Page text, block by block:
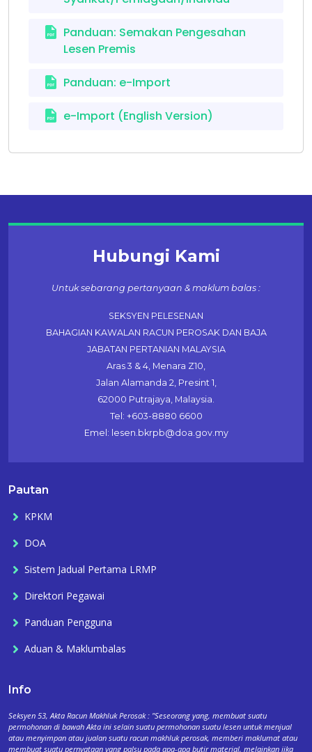
Panduan: Semakan Pengesahan
Lesen Premis
Panduan: e-Import
e-Import (English Version)
Hubungi Kami
Untuk sebarang pertanyaan & maklum balas :
SEKSYEN PELESENAN
BAHAGIAN KAWALAN RACUN PEROSAK DAN BAJA
JABATAN PERTANIAN MALAYSIA
Aras 3 & 4, Menara Z10,
Jalan Alamanda 2, Presint 1,
62000 Putrajaya, Malaysia.
Tel: +603-8880 6600
Emel: lesen.bkrpb@doa.gov.my
Pautan
KPKM
DOA
Sistem Jadual Pertama LRMP
Direktori Pegawai
Panduan Pengguna
Aduan & Maklumbalas
Info
Seksyen 53, Akta Racun Makhluk Perosak : "Seseorang yang, membuat suatu
permohonan di bawah Akta ini selain suatu permohonan suatu lesen untuk menjual
atau menyimpan atau jualan suatu racun makhluk perosak, memberi maklumat atau
membuat suatu pernyataan yang palsu pada apa-apa butir material, melainkan jika